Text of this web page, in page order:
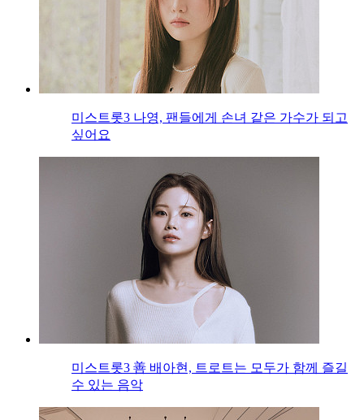
미스트롯3 나영, 팬들에게 손녀 같은 가수가 되고
싶어요
미스트롯3 善 배아현, 트로트는 모두가 함께 즐길
수 있는 음악